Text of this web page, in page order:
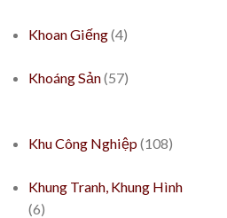
Khoan Giếng(4)
Khoáng Sản(57)
Khu Công Nghiệp (108)
Khung Tranh, Khung Hình
(6)